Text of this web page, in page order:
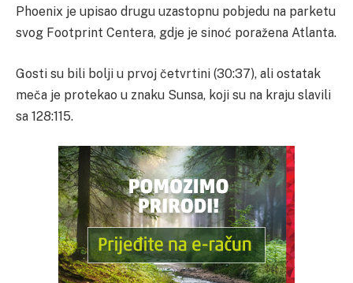
Phoenix je upisao drugu uzastopnu pobjedu na parketu
svog Footprint Centera, gdje je sinoć poražena Atlanta.
Gosti su bili bolji u prvoj četvrtini (30:37), ali ostatak
meča je protekao u znaku Sunsa, koji su na kraju slavili
sa 128:115.